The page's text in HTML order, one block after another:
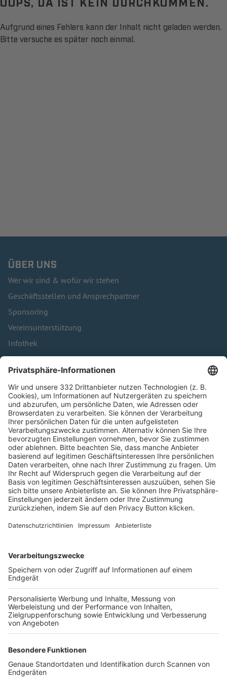
Aufgrund eines Fehlers kann der Inhalt nicht geladen werden.
Bitte versuche es später noch einmal.
ÜBER UNS
Wer wir sind & wofür wir stehen
Geschäftsstellen und Ansprechpartner
Sponsoring
Vereinsunterstützung
Infothek
Kontakt
HÄUFIG BESUCHTE SEITEN
Pässe und Vereinswechsel
Trainerausbildung
Schulungsangebot Vereinsmitarbeiter
BFV-Geschäftsstellen
Trainerbörse
Login SpielPlus
FOLGE DEM BFV
TOP-VEREINE
TOP-PARTNER